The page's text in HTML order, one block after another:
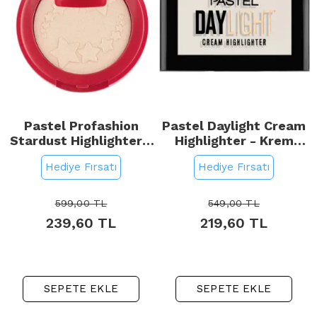
Pastel Profashion
Stardust Highlighter -
Aydınlatıcı No: 320
Vega
Hediye Fırsatı
599,00TL
239,60 TL
SEPETE EKLE
Pastel Daylight Cream
Highlighter - Krem
Aydınlatıcı No: 14
MilkyWay
Hediye Fırsatı
549,00TL
219,60 TL
SEPETE EKLE